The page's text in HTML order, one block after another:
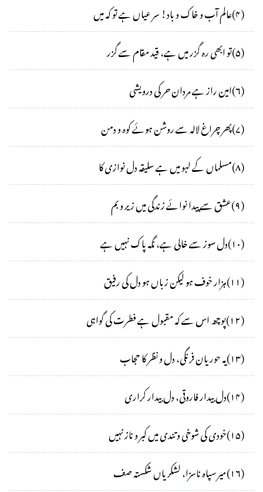
(۴)عالم آب و خاک و باد! سر عیاں ہے تو کہ میں
(۵)تو ابھی رہ گزر میں ہے، قید مقام سے گزر
(۶)امین راز ہے مردان حر کی درویشی
(۷)پھر چراغ لالہ سے روشن ہوئے کوہ و دمن
(۸)مسلماں کے لہو میں ہے سلیقہ دل نوازی کا
(۹)عشق سے پیدا نوائے زندگی میں زیر و بم
(۱۰)دل سوز سے خالی ہے، نگہ پاک نہیں ہے
(۱۱)ہزار خوف ہو لیکن زباں ہو دل کی رفیق
(۱۲)پوچھ اس سے کہ مقبول ہے فطرت کی گواہی
(۱۳)یہ حوریان فرنگی، دل و نظر کا حجاب
(۱۴)دل بیدار فاروقی، دل بیدار کراری
(۱۵)خودی کی شوخی و تندی میں کبر و ناز نہیں
(۱۶)میر سپاہ ناسزا، لشکریاں شکستہ صف